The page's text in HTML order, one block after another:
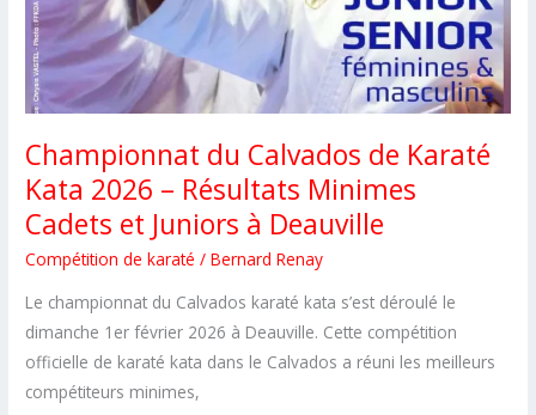
Championnat du Calvados de Karaté
Kata 2026 – Résultats Minimes
Cadets et Juniors à Deauville
Compétition de karaté /Bernard Renay
Le championnat du Calvados karaté kata s’est déroulé le
dimanche 1er février 2026 à Deauville. Cette compétition
officielle de karaté kata dans le Calvados a réuni les meilleurs
compétiteurs minimes,